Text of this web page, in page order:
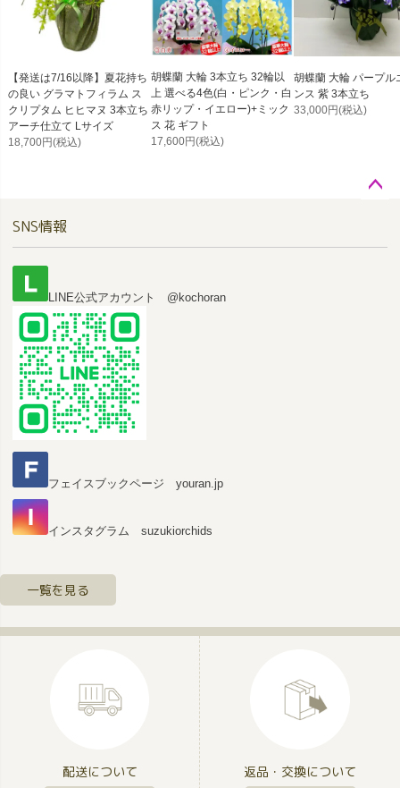
【発送は7/16以降】夏花持ち
の良い グラマトフィラム ス
クリプタム ヒヒマヌ 3本立ち
アーチ仕立て Lサイズ
18,700円(税込)
胡蝶蘭 大輪 3本立ち 32輪以
上 選べる4色(白・ピンク・白
赤リップ・イエロー)+ミック
ス 花 ギフト
17,600円(税込)
胡蝶蘭 大輪 パープル
ンス 紫 3本立ち
33,000円(税込)
ップ
SNS情報
LINE公式アカウント @kochoran
フェイスブックページ youran.jp
インスタグラム suzukiorchids
一覧を見る
配送について 返品・交換について